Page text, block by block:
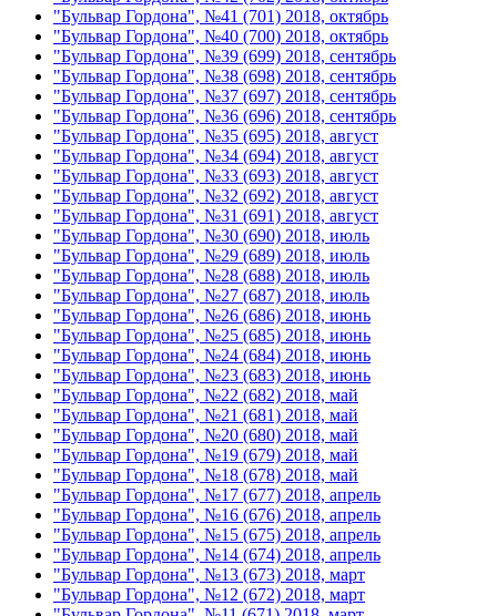
"Бульвар Гордона", №41 (701) 2018, октябрь
"Бульвар Гордона", №40 (700) 2018, октябрь
"Бульвар Гордона", №39 (699) 2018, сентябрь
"Бульвар Гордона", №38 (698) 2018, сентябрь
"Бульвар Гордона", №37 (697) 2018, сентябрь
"Бульвар Гордона", №36 (696) 2018, сентябрь
"Бульвар Гордона", №35 (695) 2018, август
"Бульвар Гордона", №34 (694) 2018, август
"Бульвар Гордона", №33 (693) 2018, август
"Бульвар Гордона", №32 (692) 2018, август
"Бульвар Гордона", №31 (691) 2018, август
"Бульвар Гордона", №30 (690) 2018, июль
"Бульвар Гордона", №29 (689) 2018, июль
"Бульвар Гордона", №28 (688) 2018, июль
"Бульвар Гордона", №27 (687) 2018, июль
"Бульвар Гордона", №26 (686) 2018, июнь
"Бульвар Гордона", №25 (685) 2018, июнь
"Бульвар Гордона", №24 (684) 2018, июнь
"Бульвар Гордона", №23 (683) 2018, июнь
"Бульвар Гордона", №22 (682) 2018, май
"Бульвар Гордона", №21 (681) 2018, май
"Бульвар Гордона", №20 (680) 2018, май
"Бульвар Гордона", №19 (679) 2018, май
"Бульвар Гордона", №18 (678) 2018, май
"Бульвар Гордона", №17 (677) 2018, апрель
"Бульвар Гордона", №16 (676) 2018, апрель
"Бульвар Гордона", №15 (675) 2018, апрель
"Бульвар Гордона", №14 (674) 2018, апрель
"Бульвар Гордона", №13 (673) 2018, март
"Бульвар Гордона", №12 (672) 2018, март